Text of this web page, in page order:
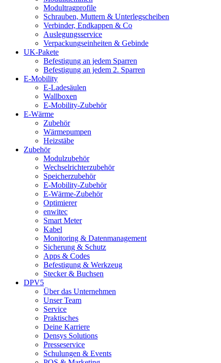
Modultragprofile
Schrauben, Muttern & Unterlegscheiben
Verbinder, Endkappen & Co
Auslegungsservice
Verpackungseinheiten & Gebinde
UK-Pakete
Befestigung an jedem Sparren
Befestigung an jedem 2. Sparren
E-Mobility
E-Ladesäulen
Wallboxen
E-Mobility-Zubehör
E-Wärme
Zubehör
Wärmepumpen
Heizstäbe
Zubehör
Modulzubehör
Wechselrichterzubehör
Speicherzubehör
E-Mobility-Zubehör
E-Wärme-Zubehör
Optimierer
enwitec
Smart Meter
Kabel
Monitoring & Datenmanagement
Sicherung & Schutz
Apps & Codes
Befestigung & Werkzeug
Stecker & Buchsen
DPV5
Über das Unternehmen
Unser Team
Service
Praktisches
Deine Karriere
Densys Solutions
Presseservice
Schulungen & Events